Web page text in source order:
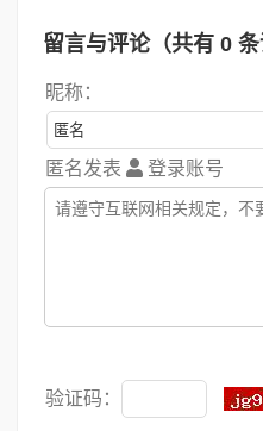
留言与评论（共有 0 条
昵称：
匿名发表 登录账号
验证码：